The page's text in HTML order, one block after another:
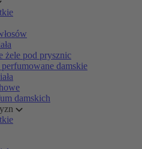
żele pod prysznic
damskie
damskich